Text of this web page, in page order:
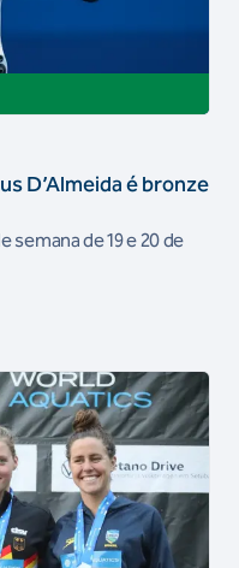
D’Almeida é bronze
semana de 19 e 20 de